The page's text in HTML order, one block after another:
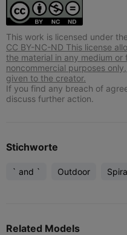
This work is licensed under
CC BY-NC-ND This license
the material in any medium
noncommercial purposes
given to the creator.
If you find any breach of
discuss further action.
Stichworte
` and ` Outdoor
Related Models